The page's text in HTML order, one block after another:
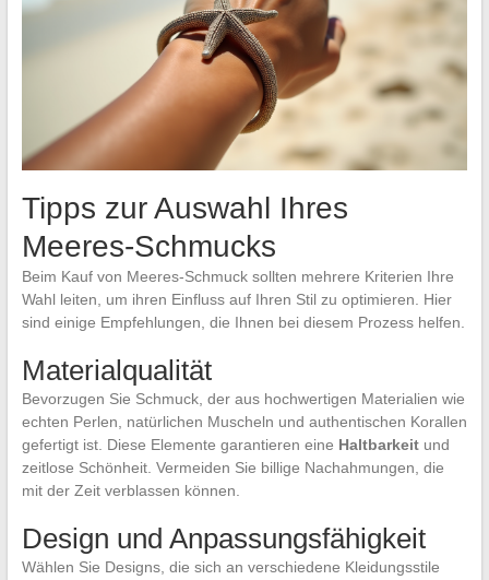
Tipps zur Auswahl Ihres
Meeres-Schmucks
Beim Kauf von Meeres-Schmuck sollten mehrere Kriterien Ihre
Wahl leiten, um ihren Einfluss auf Ihren Stil zu optimieren. Hier
sind einige Empfehlungen, die Ihnen bei diesem Prozess helfen.
Materialqualität
Bevorzugen Sie Schmuck, der aus hochwertigen Materialien wie
echten Perlen, natürlichen Muscheln und authentischen Korallen
gefertigt ist. Diese Elemente garantieren eine Haltbarkeitund
zeitlose Schönheit. Vermeiden Sie billige Nachahmungen, die
mit der Zeit verblassen können.
Design und Anpassungsfähigkeit
Wählen Sie Designs, die sich an verschiedene Kleidungsstile